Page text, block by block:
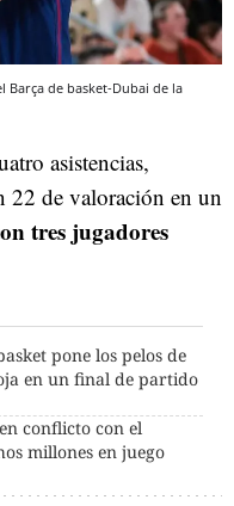
Barça de basket-Dubai de la
asistencias,
22 de valoración en un
tres jugadores
pone los pelos de
en un final de partido
conflicto con el
millones en juego